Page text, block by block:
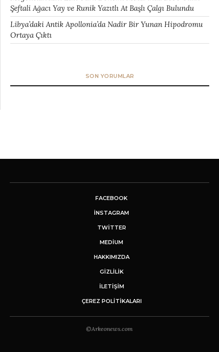
Şeftali Ağacı Yay ve Runik Yazıtlı At Başlı Çalgı Bulundu
Libya’daki Antik Apollonia’da Nadir Bir Yunan Hipodromu
Ortaya Çıktı
SON YORUMLAR
FACEBOOK
INSTAGRAM
TWITTER
MEDIUM
HAKKIMIZDA
GİZLİLİK
İLETIŞIM
ÇEREZ POLITIKALARI
©Arkeonews.com